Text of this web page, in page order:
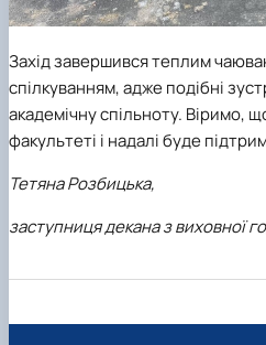
Захід завершився теплим
спілкуванням, адже подібні
академічну спільноту. Віримо,
факультеті і надалі буде
Тетяна Розбицька,
заступниця декана з виховної